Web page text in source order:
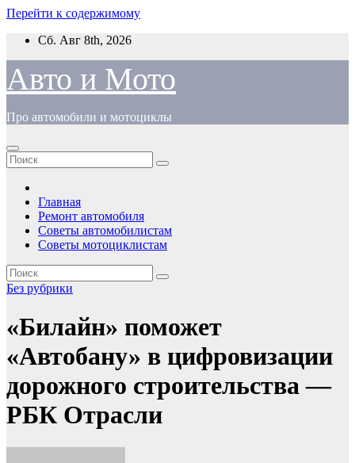
Перейти к содержимому
Сб. Авг 8th, 2026
Авто и Мото
Про автомобили и мотоциклы
Главная
Ремонт автомобиля
Советы автомобилистам
Советы мотоциклистам
Без рубрики
«Билайн» поможет
«Автобану» в цифровизации
дорожного строительства —
РБК Отрасли